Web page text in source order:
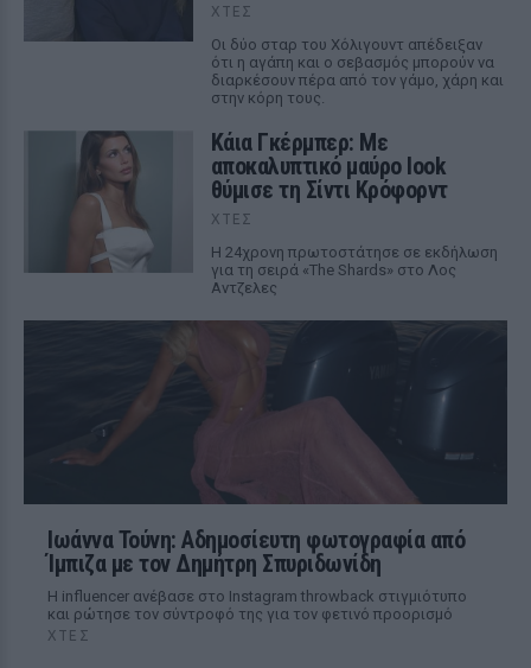
ΧΤΕΣ
Οι δύο σταρ του Χόλιγουντ απέδειξαν
ότι η αγάπη και ο σεβασμός μπορούν να
διαρκέσουν πέρα από τον γάμο, χάρη και
στην κόρη τους.
Κάια Γκέρμπερ: Με
αποκαλυπτικό μαύρο look
θύμισε τη Σίντι Κρόφορντ
ΧΤΕΣ
Η 24χρονη πρωτοστάτησε σε εκδήλωση
για τη σειρά «The Shards» στο Λος
Αντζελες
Ιωάννα Τούνη: Αδημοσίευτη φωτογραφία από
Ίμπιζα με τον Δημήτρη Σπυριδωνίδη
Η influencer ανέβασε στο Instagram throwback στιγμιότυπο
και ρώτησε τον σύντροφό της για τον φετινό προορισμό
ΧΤΕΣ